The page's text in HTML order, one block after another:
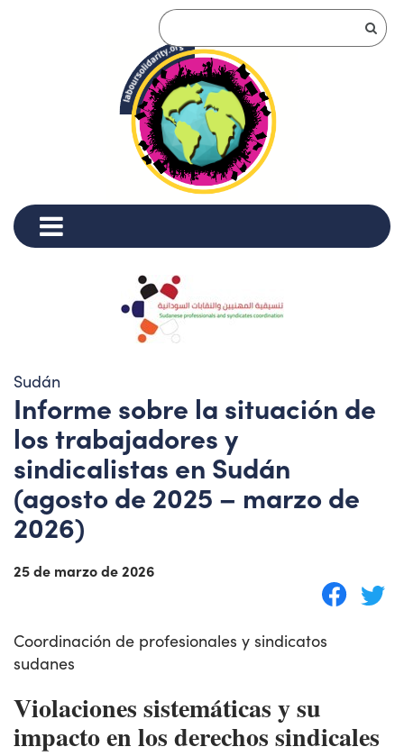
Sudán
Informe sobre la situación de
los trabajadores y
sindicalistas en Sudán
(agosto de 2025 – marzo de
2026)
25 de marzo de 2026
Coordinación de profesionales y sindicatos
sudanes
Violaciones sistemáticas y su
impacto en los derechos sindicales